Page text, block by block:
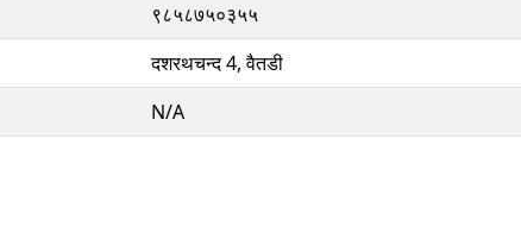
९८५८७५०३५५
दशरथचन्द 4, वैतडी
N/A